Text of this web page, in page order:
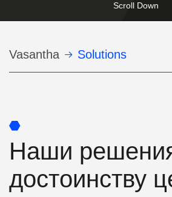
Scroll Down
Строка
навигации
Vasantha Solutions
Наши
достоинству